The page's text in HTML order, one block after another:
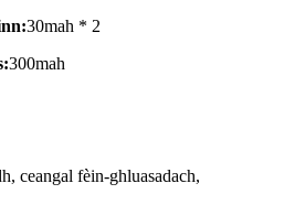
30mah * 2
300mah
ceangal fèin-ghluasadach,